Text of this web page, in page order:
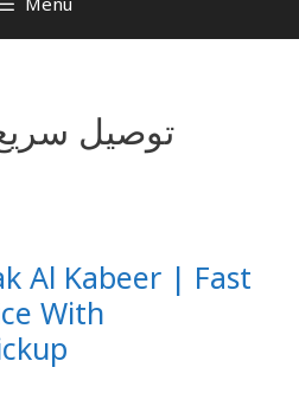
توصيل سريع
Al Kabeer | Fast
With